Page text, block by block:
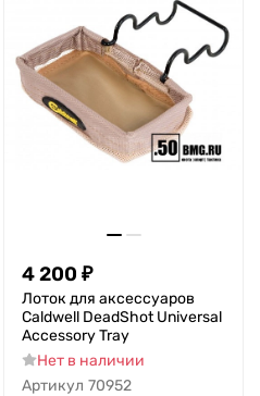
4 200 ₽
Лоток для аксессуаров
Caldwell DeadShot Universal
Accessory Tray
Нет в наличии
Артикул 70952